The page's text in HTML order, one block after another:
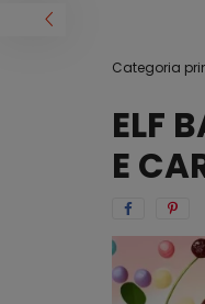
Categoria
ELF